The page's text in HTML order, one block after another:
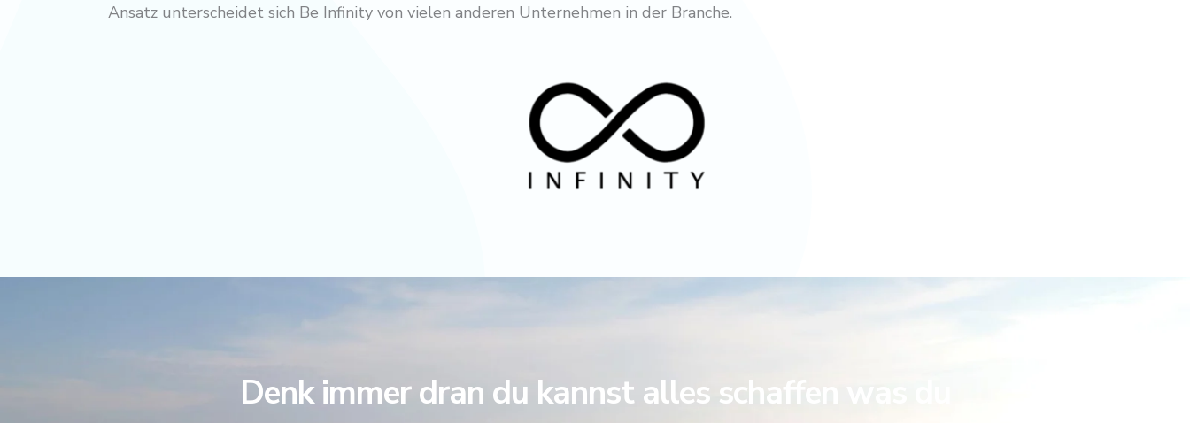
Ansatz unterscheidet sich Be Infinity von vielen anderen Unternehmen in der Branche.
Denk immer dran du kannst alles schaffen was du